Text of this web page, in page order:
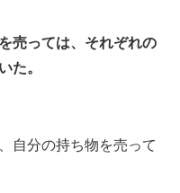
売っては、それぞれの
た。
自分の持ち物を売って